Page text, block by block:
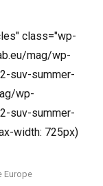
class="wp-
mag/wp-
suv-summer-
wp-
suv-summer-
width: 725px)
Europe